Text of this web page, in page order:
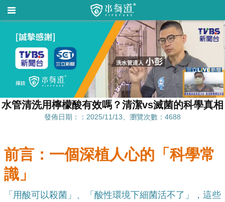
水管清洗用檸檬酸有效嗎？清潔vs滅菌的科學真相
發佈日期：：2025/11/13、瀏覽次數：4688
前言：一個深植人心的「科學常
識」
「用酸可以殺菌」、「酸性環境下細菌活不了」，這些